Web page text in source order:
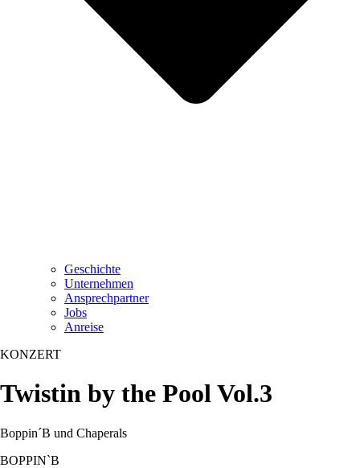
Geschichte
Unternehmen
Ansprechpartner
Jobs
Anreise
KONZERT
Twistin by the Pool Vol.3
Boppin´B und Chaperals
BOPPIN`B